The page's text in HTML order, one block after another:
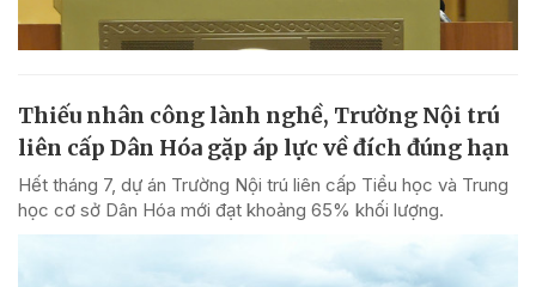
Thiếu nhân công lành nghề, Trường Nội trú
liên cấp Dân Hóa gặp áp lực về đích đúng hạn
Hết tháng 7, dự án Trường Nội trú liên cấp Tiểu học và Trung
học cơ sở Dân Hóa mới đạt khoảng 65% khối lượng.